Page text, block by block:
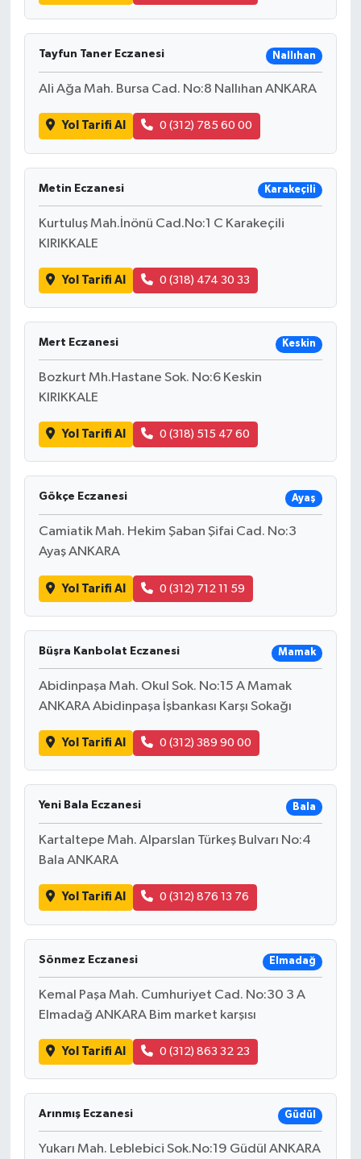
Tayfun Taner Eczanesi Nallıhan
Ali Ağa Mah. Bursa Cad. No:8 Nallıhan ANKARA
Yol Tarifi Al 0 (312) 785 60 00
Metin Eczanesi Karakeçili
Kurtuluş Mah.İnönü Cad.No:1 C Karakeçili
KIRIKKALE
Yol Tarifi Al 0 (318) 474 30 33
Mert Eczanesi Keskin
Bozkurt Mh.Hastane Sok. No:6 Keskin
KIRIKKALE
Yol Tarifi Al 0 (318) 515 47 60
Gökçe Eczanesi Ayaş
Camiatik Mah. Hekim Şaban Şifai Cad. No:3
Ayaş ANKARA
Yol Tarifi Al 0 (312) 712 11 59
Büşra Kanbolat Eczanesi Mamak
Abidinpaşa Mah. Okul Sok. No:15 A Mamak
ANKARA Abidinpaşa İşbankası Karşı Sokağı
Yol Tarifi Al 0 (312) 389 90 00
Yeni Bala Eczanesi Bala
Kartaltepe Mah. Alparslan Türkeş Bulvarı No:4
Bala ANKARA
Yol Tarifi Al 0 (312) 876 13 76
Sönmez Eczanesi Elmadağ
Kemal Paşa Mah. Cumhuriyet Cad. No:30 3 A
Elmadağ ANKARA Bim market karşısı
Yol Tarifi Al 0 (312) 863 32 23
Arınmış Eczanesi Güdül
Yukarı Mah. Leblebici Sok.No:19 Güdül ANKARA